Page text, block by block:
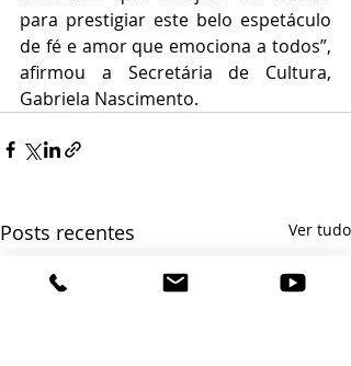
para prestigiar este belo espetáculo
de fé e amor que emociona a todos”,
afirmou a Secretária de Cultura,
Gabriela Nascimento.
Posts recentes Ver tudo